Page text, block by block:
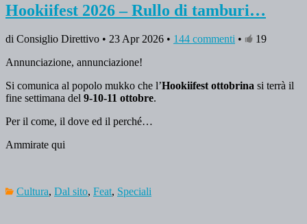
Hookiifest 2026 – Rullo di tamburi…
di Consiglio Direttivo • 23 Apr 2026 • 144 commenti •
19
Annunciazione, annunciazione!
Si comunica al popolo mukko che l’Hookiifest ottobrina si terrà il
fine settimana del 9-10-11 ottobre.
Per il come, il dove ed il perché…
Ammirate qui
Cultura, Dal sito, Feat, Speciali